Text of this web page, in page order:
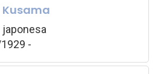
Kusama
-